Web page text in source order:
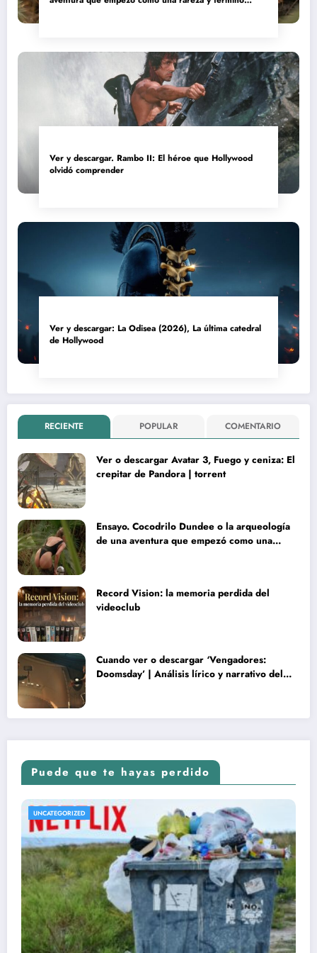
Ver y descargar. Rambo II: El héroe que Hollywood
olvidó comprender
Ver y descargar: La Odisea (2026), La última catedral
de Hollywood
RECIENTE POPULAR COMENTARIO
Ver o descargar Avatar 3, Fuego y ceniza: El
crepitar de Pandora | torrent
Ensayo. Cocodrilo Dundee o la arqueología
de una aventura que empezó como una
Record Vision: la memoria perdida del
videoclub
Cuando ver o descargar ‘Vengadores:
Doomsday’ | Análisis lírico y narrativo del
Puede que te hayas perdido
UNCATEGORIZED